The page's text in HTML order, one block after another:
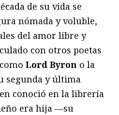
de su vida se
nómada y voluble,
del amor libre y
con otros poetas
Lord Byron o la
segunda y última
conoció en la librería
era hija —su